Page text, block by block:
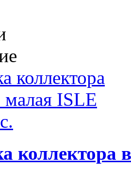
коллектора